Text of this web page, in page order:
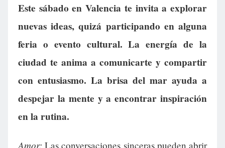
Este sábado en Valencia te invita a explorar
nuevas ideas, quizá participando en alguna
feria o evento cultural. La energía de la
ciudad te anima a comunicarte y compartir
con entusiasmo. La brisa del mar ayuda a
despejar la mente y a encontrar inspiración
en la rutina.
Amor: Las conversaciones sinceras pueden abrir